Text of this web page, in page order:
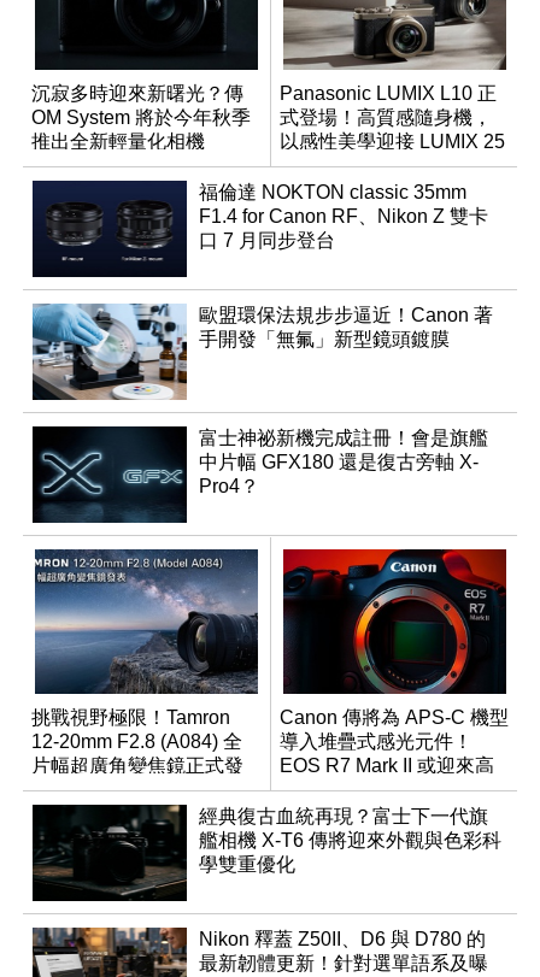
沉寂多時迎來新曙光？傳
OM System 將於今年秋季
推出全新輕量化相機
Panasonic LUMIX L10 正
式登場！高質感隨身機，
以感性美學迎接 LUMIX 25
週年
福倫達 NOKTON classic 35mm
F1.4 for Canon RF、Nikon Z 雙卡
口 7 月同步登台
歐盟環保法規步步逼近！Canon 著
手開發「無氟」新型鏡頭鍍膜
富士神祕新機完成註冊！會是旗艦
中片幅 GFX180 還是復古旁軸 X-
Pro4？
挑戰視野極限！Tamron
12-20mm F2.8 (A084) 全
片幅超廣角變焦鏡正式發
表
Canon 傳將為 APS-C 機型
導入堆疊式感光元件！
EOS R7 Mark II 或迎來高
速讀出升級
經典復古血統再現？富士下一代旗
艦相機 X-T6 傳將迎來外觀與色彩科
學雙重優化
Nikon 釋蓋 Z50II、D6 與 D780 的
最新韌體更新！針對選單語系及曝